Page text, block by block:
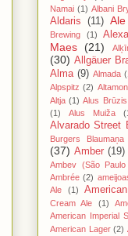
Namai (1) Albani
Aldaris (11) Ale
Brewing
(1)
Maes
(21)
(30) Allgäuer
Alma (9) Almada
Alpspitz (2)
Altja (1) Alus Brūzis
(1)
Alus Muiža
Alvarado Street
Burgers Blaumaņa
(37) Amber (19)
Ambev (São Paulo
Ambrée (2)
Ale
(1)
Cream Ale
(1)
American Imperial
American Lager (2)